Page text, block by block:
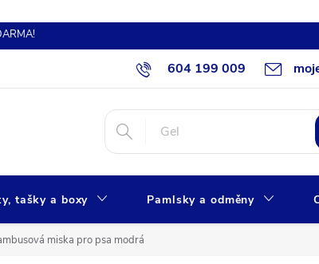
604 199 009
tašky a boxy Pamlsky a odměny
miska pro psa modrá